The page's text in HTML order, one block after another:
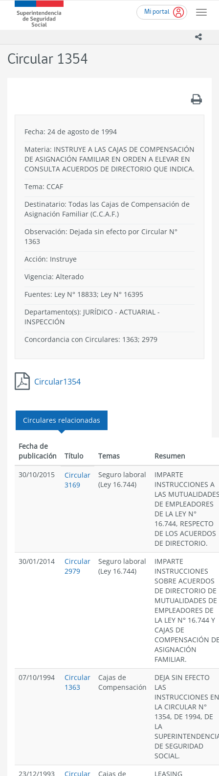
contenido
Mi portal
Toggle
Superintendencia
de
-
Circular 1354
Fecha: 24 de agosto de 1994
Materia: INSTRUYE A LAS CAJAS DE COMPENSACIÓN
DE ASIGNACIÓN FAMILIAR EN ORDEN A ELEVAR EN
CONSULTA ACUERDOS DE DIRECTORIO QUE INDICA.
Tema: CCAF
Destinatario: Todas las Cajas de Compensación de
Asignación Familiar (C.C.A.F.)
Observación: Dejada sin efecto por Circular N°
1363
Acción: Instruye
Vigencia: Alterado
Fuentes: Ley N° 18833; Ley N° 16395
Departamento(s): JURÍDICO - ACTUARIAL -
INSPECCIÓN
Concordancia con Circulares: 1363; 2979
Circular1354
Circulares relacionadas
Fecha de
publicación
Título Temas
Resumen
30/10/2015
Circular
3169
Seguro laboral
(Ley 16.744)
IMPARTE
INSTRUCCIONES A
LAS
DE EMPLEADORES
DE LA LEY N°
16.744, RESPECTO
DE LOS ACUERDOS
DE DIRECTORIO.
30/01/2014
Circular
2979
Seguro laboral
(Ley 16.744)
IMPARTE
INSTRUCCIONES
SOBRE ACUERDOS
DE DIRECTORIO DE
MUTUALIDADES DE
EMPLEADORES DE
LA LEY N° 16.744 Y
CAJAS DE
COMPENSACIÓN
ASIGNACIÓN
FAMILIAR.
07/10/1994
Circular
1363
Cajas de
Compensación
DEJA SIN EFECTO
LAS
INSTRUCCIONES EN
LA CIRCULAR N°
1354, DE 1994, DE
LA
DE SEGURIDAD
SOCIAL.
23/12/1993
Circular
Cajas de
LEASING